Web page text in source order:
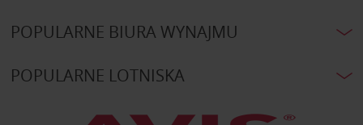
POPULARNE BIURA WYNAJMU
POPULARNE LOTNISKA